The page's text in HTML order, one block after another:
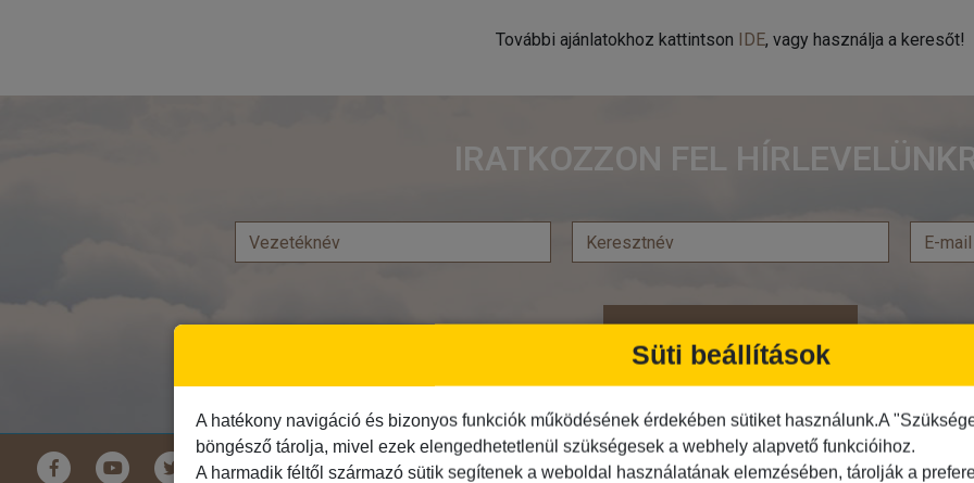
További ajánlatokhoz kattintson IDE, vagy használja a keresőt!
IRATKOZZON FEL
Feliratkozás
Földrészek Közlekedés Programtípus
Süti beállítások
A hatékony navigáció és bizonyos funkciók működésének érdekében sütiket használunk.A
böngésző tárolja, mivel ezek elengedhetetlenül szükségesek a webhely alapvető funkcióihoz.
A harmadik féltől származó sütik segítenek a weboldal használatának elemzésében, tárolják a